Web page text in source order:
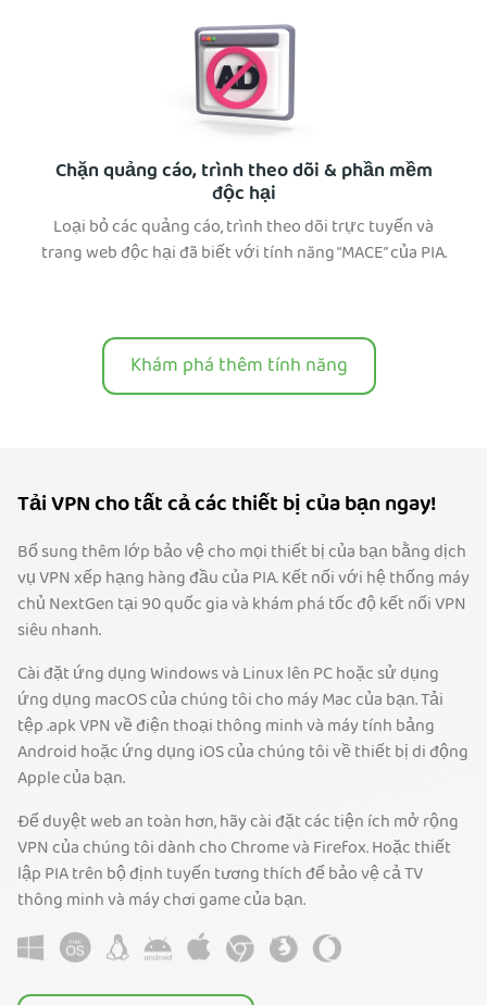
Chặn quảng cáo, trình theo dõi & phần mềm
độc hại
Loại bỏ các quảng cáo, trình theo dõi trực tuyến và
trang web độc hại đã biết với tính năng “MACE” của PIA.
Khám phá thêm tính năng
Tải VPN cho tất cả các thiết bị của bạn ngay!
Bổ sung thêm lớp bảo vệ cho mọi thiết bị của bạn bằng dịch
vụ VPN xếp hạng hàng đầu của PIA. Kết nối với hệ thống máy
chủ NextGen tại 90 quốc gia và khám phá tốc độ kết nối VPN
siêu nhanh.
Cài đặt ứng dụng Windows và Linux lên PC hoặc sử dụng
ứng dụng macOS của chúng tôi cho máy Mac của bạn. Tải
tệp .apk VPN về điện thoại thông minh và máy tính bảng
Android hoặc ứng dụng iOS của chúng tôi về thiết bị di động
Apple của bạn.
Để duyệt web an toàn hơn, hãy cài đặt các tiện ích mở rộng
VPN của chúng tôi dành cho Chrome và Firefox. Hoặc thiết
lập PIA trên bộ định tuyến tương thích để bảo vệ cả TV
thông minh và máy chơi game của bạn.